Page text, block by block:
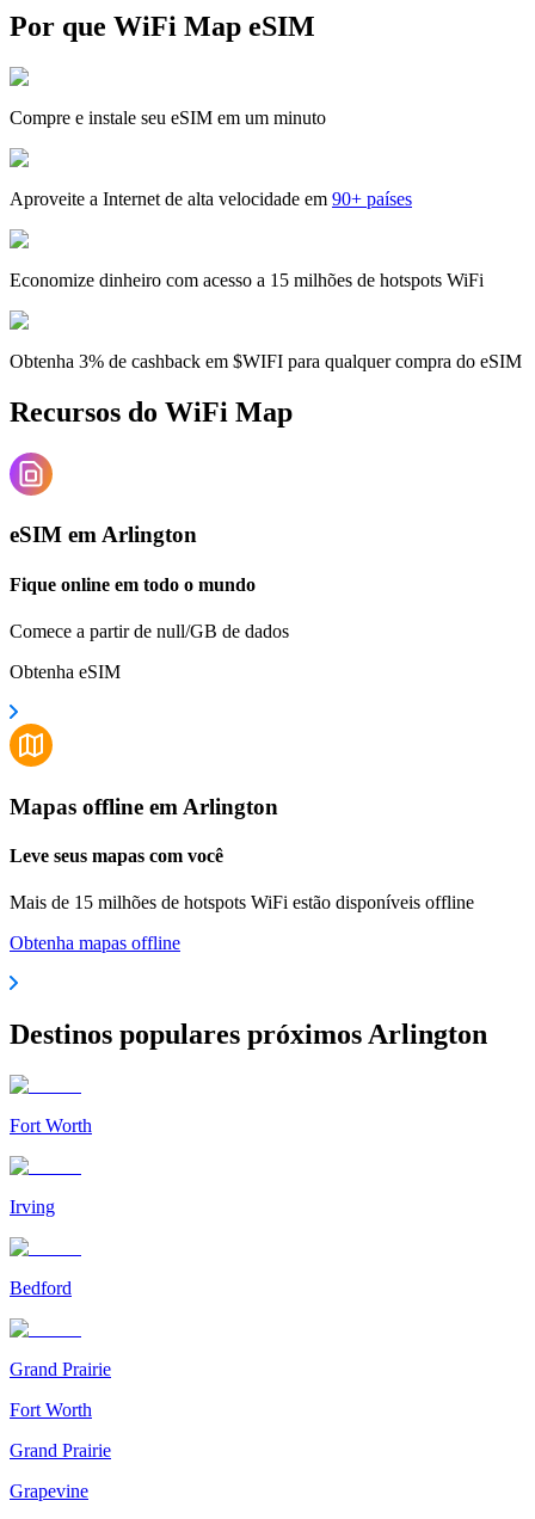
Por que WiFi Map eSIM
Compre e instale seu eSIM em um minuto
Aproveite a Internet de alta velocidade em 90+ países
Economize dinheiro com acesso a 15 milhões de hotspots WiFi
Obtenha 3% de cashback em $WIFI para qualquer compra do eSIM
Recursos do WiFi Map
eSIM em Arlington
Fique online em todo o mundo
Comece a partir de null/GB de dados
Obtenha eSIM
Mapas offline em Arlington
Leve seus mapas com você
Mais de 15 milhões de hotspots WiFi estão disponíveis offline
Obtenha mapas offline
Destinos populares próximos Arlington
Fort Worth
Irving
Bedford
Grand Prairie
Fort Worth
Grand Prairie
Grapevine